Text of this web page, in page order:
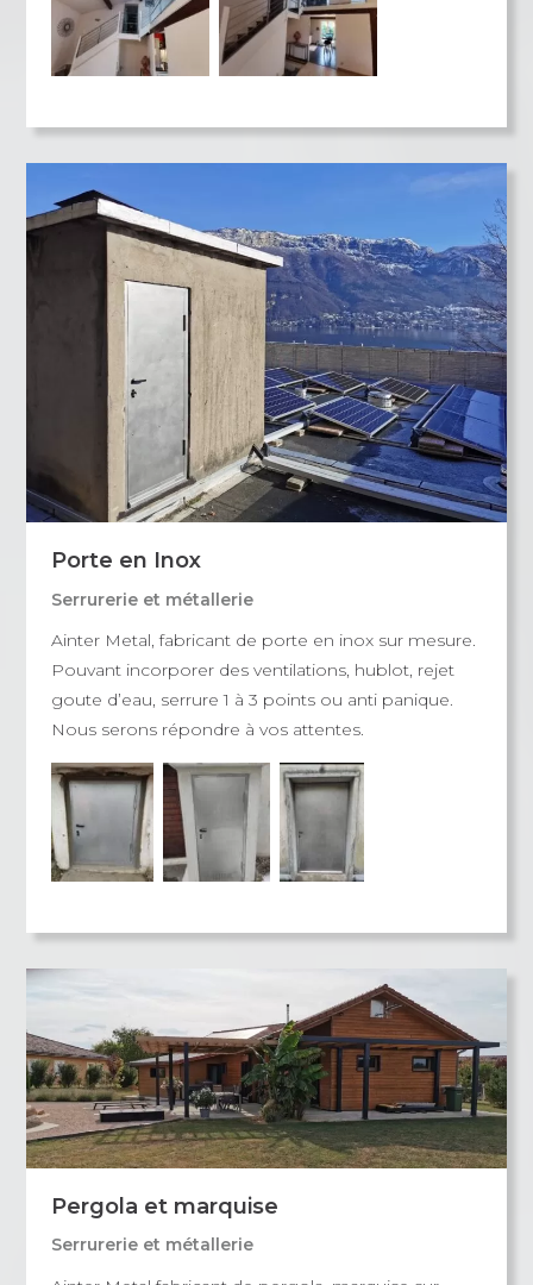
Porte en Inox
Serrurerie et métallerie
Ainter Metal, fabricant de porte en inox sur mesure.
Pouvant incorporer des ventilations, hublot, rejet
goute d’eau, serrure 1 à 3 points ou anti panique.
Nous serons répondre à vos attentes.
Pergola et marquise
Serrurerie et métallerie